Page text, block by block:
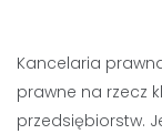
Kancelaria
prawne na rzecz
przedsiębiorstw.